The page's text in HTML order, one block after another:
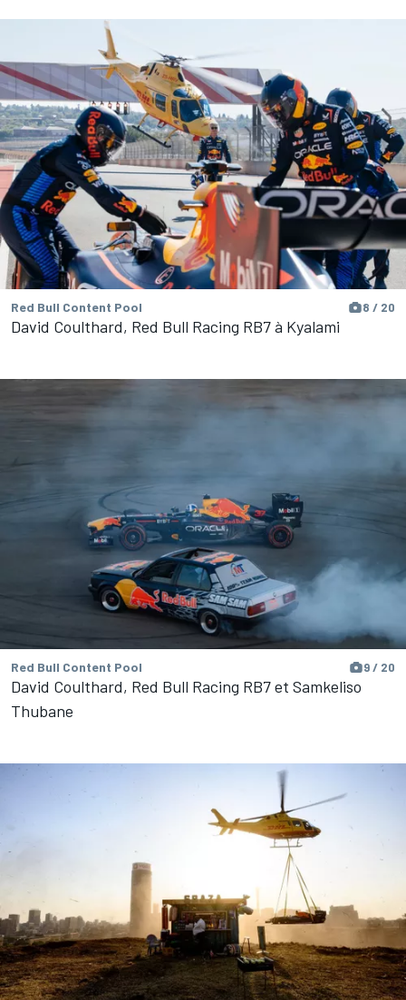
Red Bull Content Pool 8 / 20
David Coulthard, Red Bull Racing RB7 à Kyalami
Red Bull Content Pool 9 / 20
David Coulthard, Red Bull Racing RB7 et Samkeliso
Thubane